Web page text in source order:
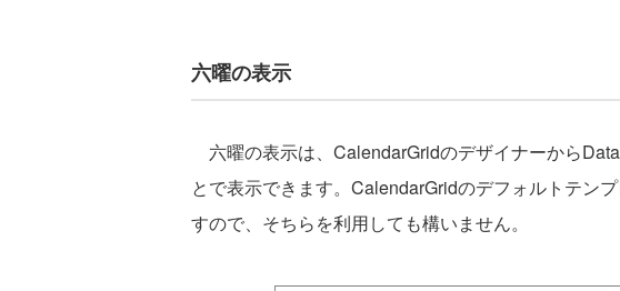
六曜の表示
六曜の表示は、CalendarGridのデザイナーから
とで表示できます。CalendarGridのデフォルトテン
すので、そちらを利用しても構いません。